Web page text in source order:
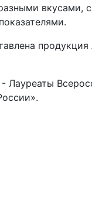
вкусами, с
продукция
Лауреаты